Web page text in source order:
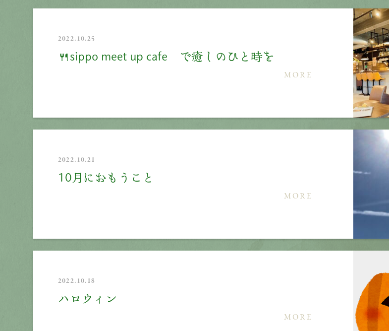
2022.10.25
🍴sippo meet up cafe で癒しのひと時を
MORE
2022.10.21
10月におもうこと
MORE
2022.10.18
ハロウィン
MORE